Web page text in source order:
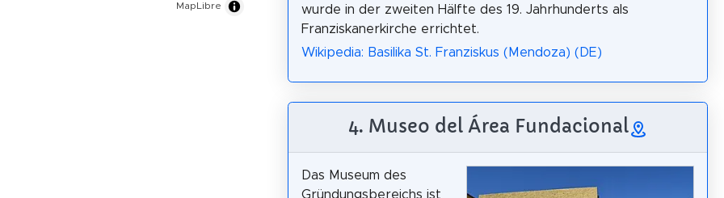
MapLibre
wurde in der zweiten Hälfte des 19. Jahrhunderts als
Franziskanerkirche errichtet.
Wikipedia: Basilika St. Franziskus (Mendoza) (DE)
4. Museo del Área Fundacional
Das Museum des
Gründungsbereichs ist